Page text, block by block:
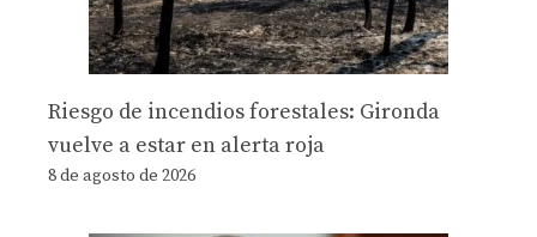
Riesgo de incendios forestales: Gironda
vuelve a estar en alerta roja
8 de agosto de 2026